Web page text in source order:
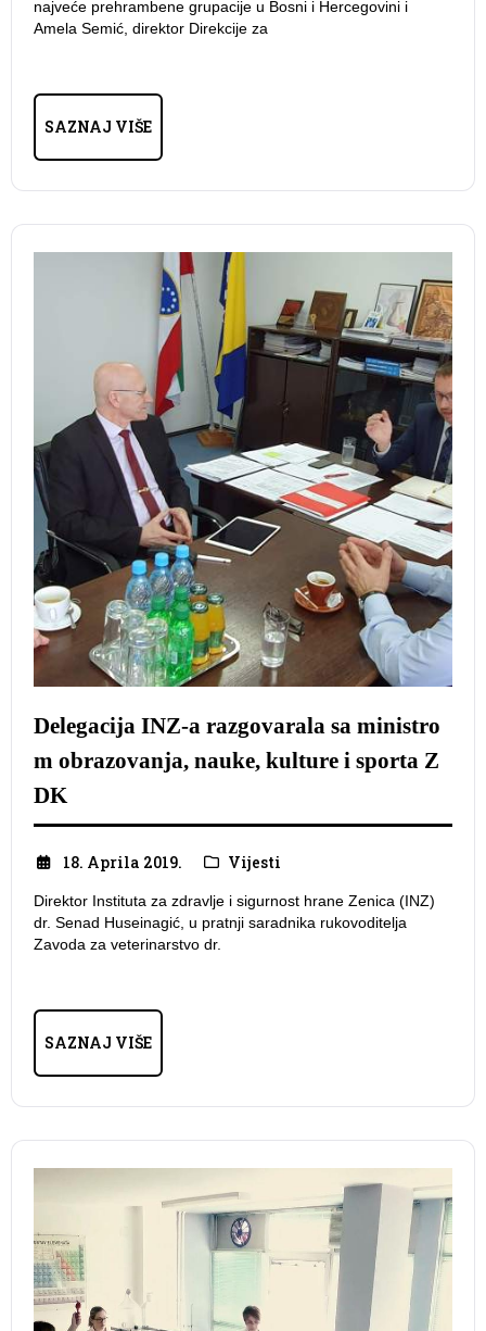
najveće prehrambene grupacije u Bosni i Hercegovini i
Amela Semić, direktor Direkcije za
SAZNAJ VIŠE
Delegacija INZ-a razgovarala sa ministro
m obrazovanja, nauke, kulture i sporta Z
DK
18. Aprila 2019. Vijesti
Direktor Instituta za zdravlje i sigurnost hrane Zenica (INZ)
dr. Senad Huseinagić, u pratnji saradnika rukovoditelja
Zavoda za veterinarstvo dr.
SAZNAJ VIŠE